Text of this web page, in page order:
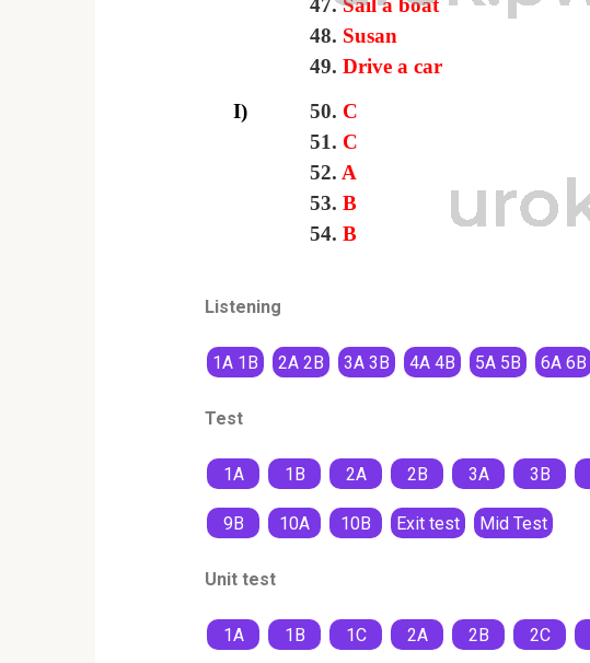
47.Sail a boat
48. Susan
49.Drive a car
I)
50. C
51. C
52.A
53. В
54.В
Listening
1A 1B 2A 2B 3A 3B 4A 4B 5A 5B 6A 6B
Test
1A 1B 2A 2B 3A 3B
9B 10A 10B Exit test Mid Test
Unit test
1A 1B 1C 2A 2B 2C